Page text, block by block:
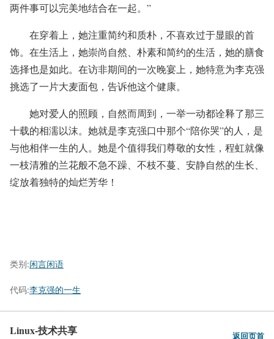
两件事可以完美地结合在一起。”
在穿着上，她注重简约和质朴，不喜欢过于显眼的首
饰。在生活上，她崇尚自然、朴素和简约的生活，她的膳食
选择也是如此。在访非期间的一次晚宴上，她特意为李克强
挑选了一片大麦面包，告诉他这个健康。
她对爱人的照顾，自然而周到，一举一动都诠释了那三
十载的相濡以沫。她就是李克强口中那个“陪你哭”的人，是
与他相伴一生的人。她是个值得我们尊敬的女性，程虹就像
一枝清雅的兰花般不急不躁、不枝不蔓、安静自然的生长、
绽放着独特的灿烂芳华！
类别:闲言闲语
代码:李克强的一生
Linux-技术共享 返回页首